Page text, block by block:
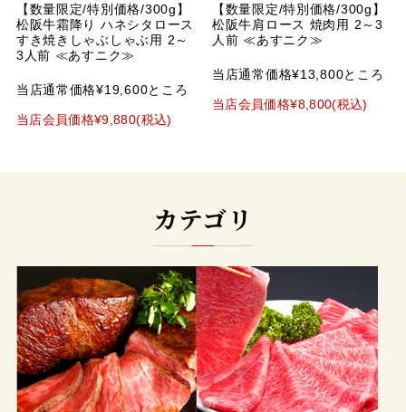
【数量限定/特別価格/300g】
松阪牛霜降り ハネシタロース
すき焼きしゃぶしゃぶ用 2～
3人前 ≪あすニク≫
当店通常価格¥19,600ところ
当店会員価格¥9,880(税込)
【数量限定/特別価格/300g】
松阪牛肩ロース 焼肉用 2～3
人前 ≪あすニク≫
当店通常価格¥13,800ところ
当店会員価格¥8,800(税込)
カテゴリ